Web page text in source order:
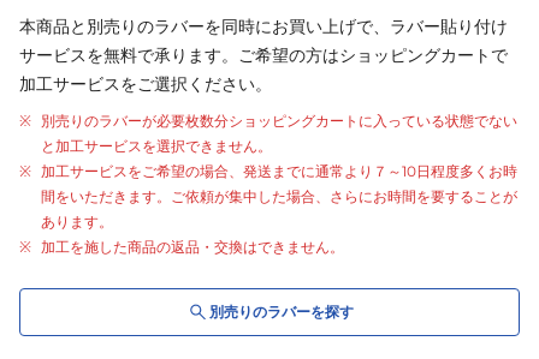
本商品と別売りのラバーを同時にお買い上げで、 ラバー貼り付け
サービスを無料で承ります。ご希望の方はショッピングカートで
加工サービスをご選択ください。
別売りのラバーが必要枚数分ショッピングカートに入っている状態でない
と加工サービスを選択できません。
加工サービスをご希望の場合、発送までに通常より ７～10日程度多くお時
間をいただきます。ご依頼が集中した場合、さらにお時間を要することが
あります。
加工を施した商品の返品・交換はできません。
別売りのラバーを探す